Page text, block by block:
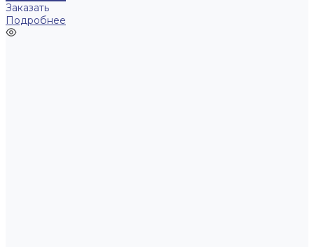
Заказать
Подробнее